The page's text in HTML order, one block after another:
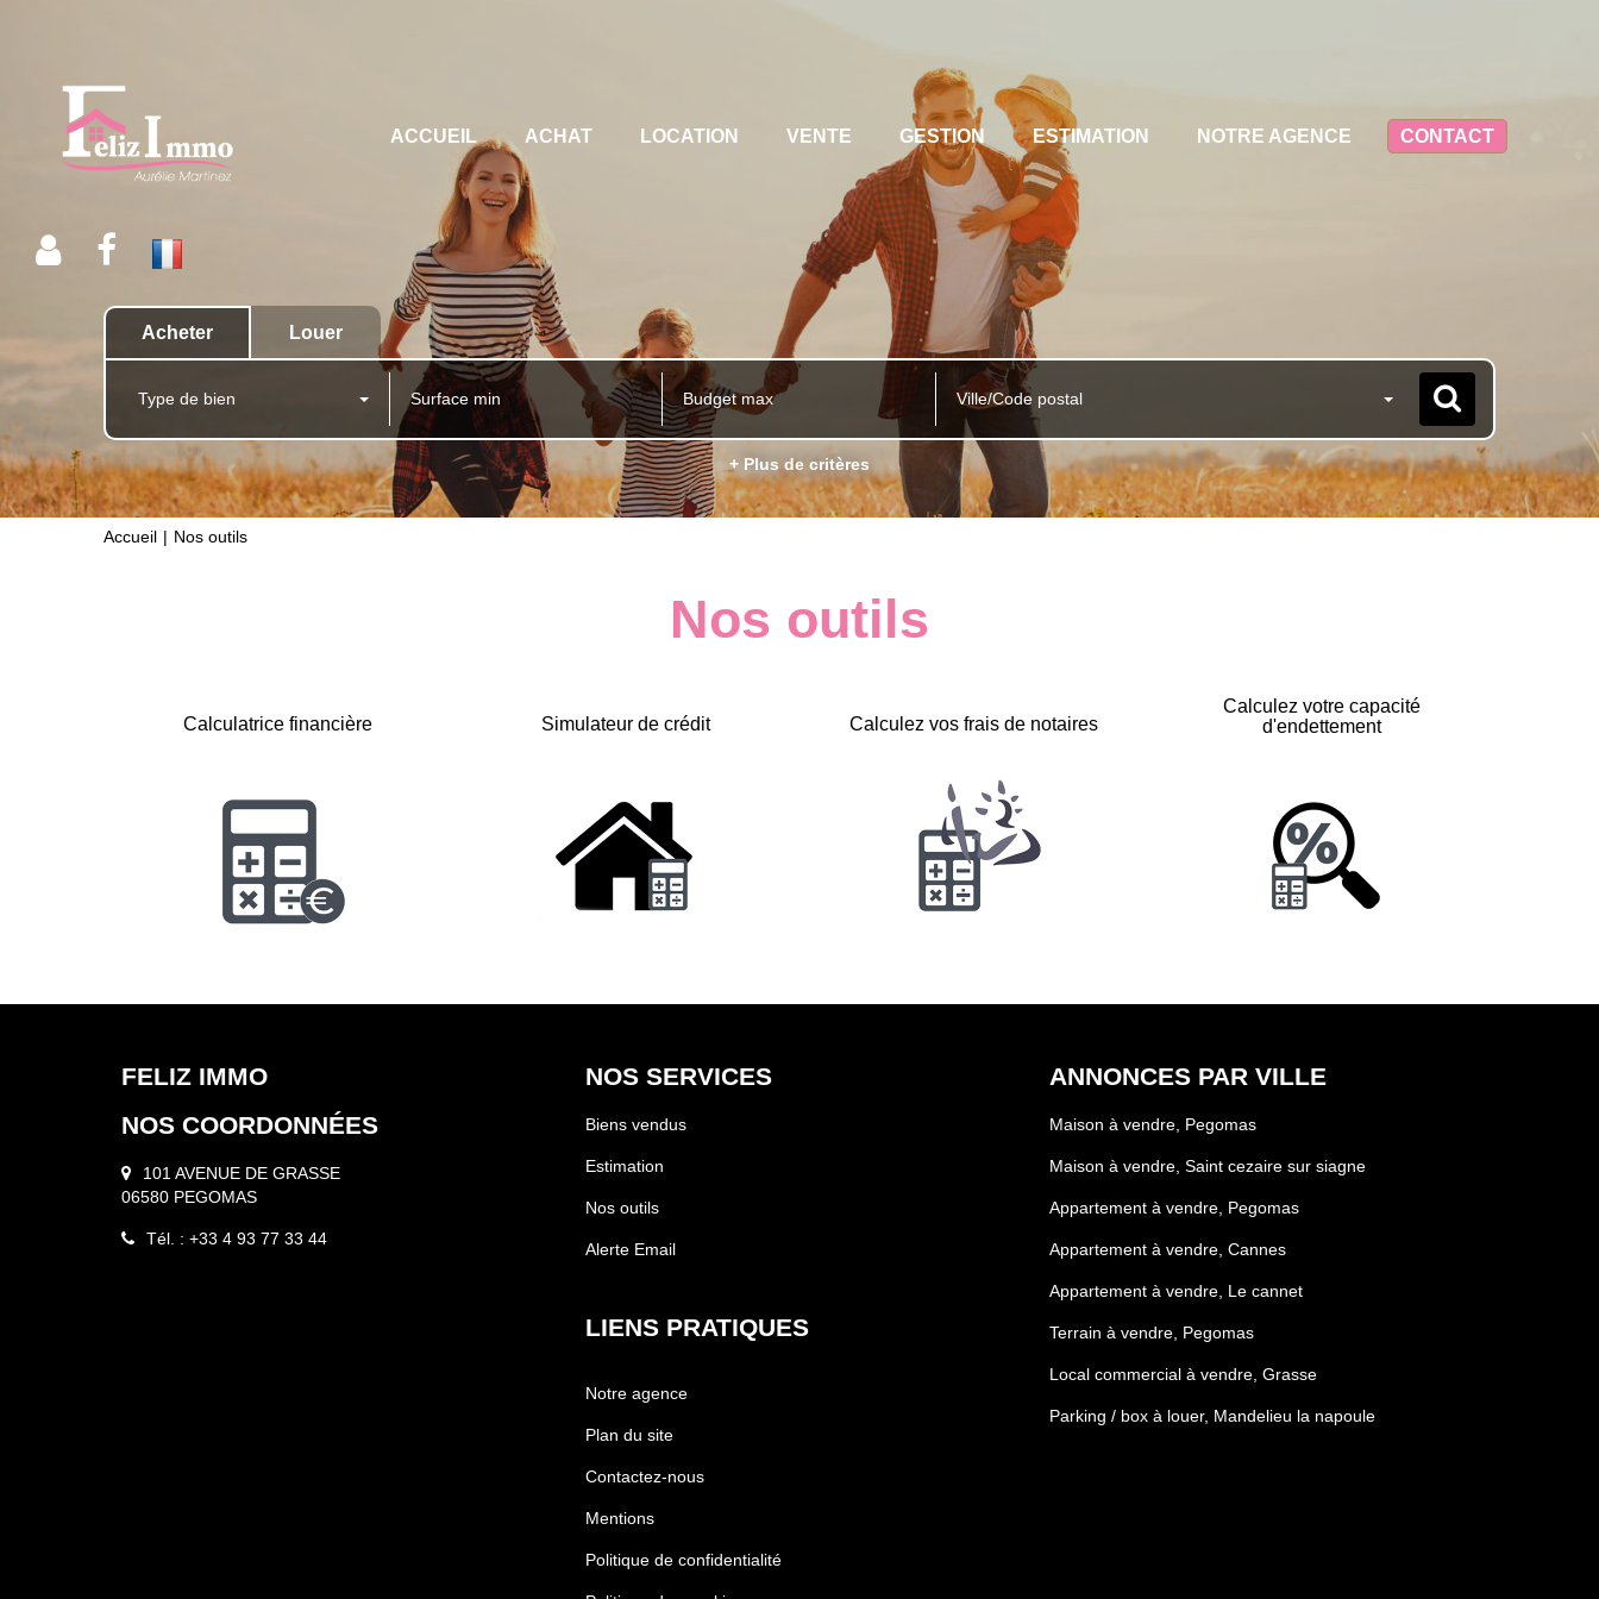
ACCUEIL ACHAT LOCATION VENTE GESTION ESTIMATION NOTRE AGENCE CONTACT
Acheter Louer
Type de bien Ville/Code postal
+ Plus de critères
Accueil Nos outils
Nos outils
Calculatrice financière Simulateur de crédit Calculez vos frais de notaires
Calculez votre capacité
d'endettement
FELIZ IMMO
NOS COORDONNÉES
101 AVENUE DE GRASSE
06580 PEGOMAS
Tél. : +33 4 93 77 33 44
NOS SERVICES
Biens vendus
Estimation
Nos outils
Alerte Email
LIENS PRATIQUES
Notre agence
Plan du site
Contactez-nous
Mentions
Politique de confidentialité
ANNONCES PAR VILLE
Maison à vendre, Pegomas
Maison à vendre, Saint cezaire sur siagne
Appartement à vendre, Pegomas
Appartement à vendre, Cannes
Appartement à vendre, Le cannet
Terrain à vendre, Pegomas
Local commercial à vendre, Grasse
Parking / box à louer, Mandelieu la napoule